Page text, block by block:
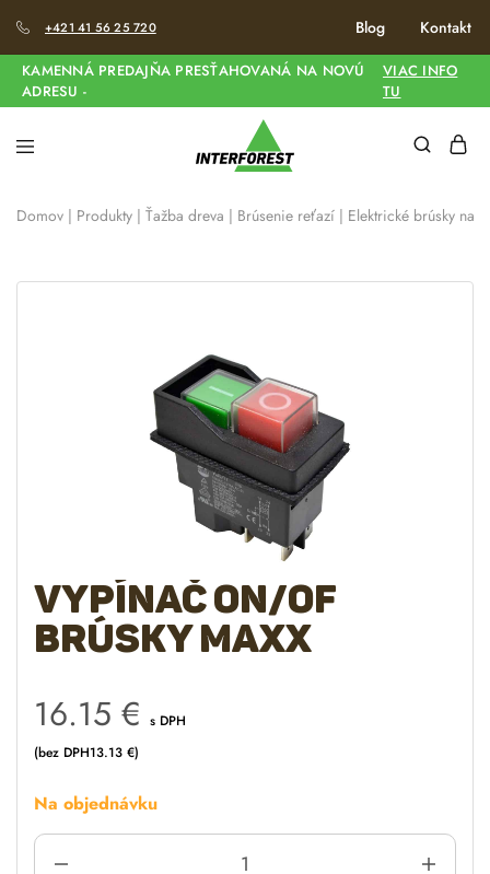
+421 41 56 25 720 Blog Kontakt
KAMENNÁ PREDAJŇA PRESŤAHOVANÁ NA NOVÚ
ADRESU -
VIAC INFO
TU
Domov | Produkty | Ťažba dreva | Brúsenie reťazí | Elektrické brúsky na
Vypínač ON/OF
brúsky MAXX
16.15 € s DPH
(bez DPH13.13 €)
Na objednávku